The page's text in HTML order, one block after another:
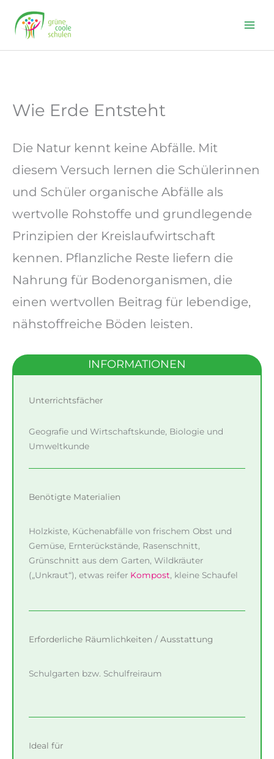
content
Wie Erde Entsteht
Die Natur kennt keine Abfälle. Mit
diesem Versuch lernen die Schülerinnen
und Schüler organische Abfälle als
wertvolle Rohstoffe und grundlegende
Prinzipien der Kreislaufwirtschaft
kennen. Pflanzliche Reste liefern die
Nahrung für Bodenorganismen, die
einen wertvollen Beitrag für lebendige,
nähstoffreiche Böden leisten.
INFORMATIONEN
Unterrichtsfächer
Geografie und Wirtschaftskunde, Biologie und
Umweltkunde
Benötigte Materialien
Holzkiste, Küchenabfälle von frischem Obst und
Gemüse, Ernterückstände, Rasenschnitt,
Grünschnitt aus dem Garten, Wildkräuter
(„Unkraut“), etwas reifer Kompost, kleine Schaufel
Erforderliche Räumlichkeiten / Ausstattung
Schulgarten bzw. Schulfreiraum
Ideal für